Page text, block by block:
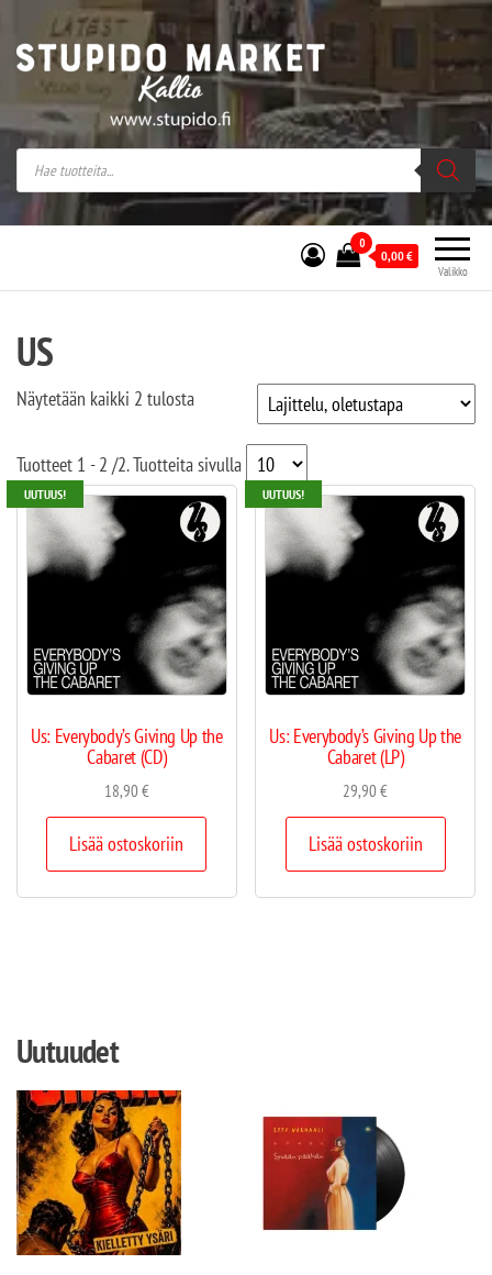
Stupido Market – verkossa ja kivijalassa
Stupido Market on vaihtoehtomusaan
erikoistunut verkko- sekä
kivijalkakauppa Helsingissä Kallion
sydämessä.
Valikko
0
0,00€
US
Näytetään kaikki 2 tulosta
Tuotteet 1 - 2 /2. Tuotteita sivulla
UUTUUS!
Us: Everybody’s Giving Up the
Cabaret (CD)
18,90€
Lisää ostoskoriin
UUTUUS!
Us: Everybody’s Giving Up the
Cabaret (LP)
29,90€
Lisää ostoskoriin
Uutuudet